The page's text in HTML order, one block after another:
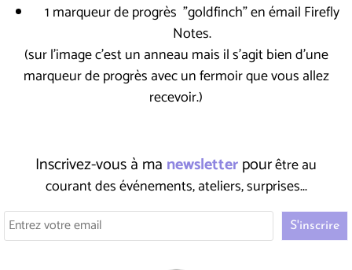
1 marqueur de progrès "goldfinch" en émail Firefly
Notes.
(sur l'image c'est un anneau mais il s'agit bien d'une
marqueur de progrès avec un fermoir que vous allez
recevoir.)
Inscrivez-vous à ma newsletterpourêtre au
courant des événements, ateliers, surprises...